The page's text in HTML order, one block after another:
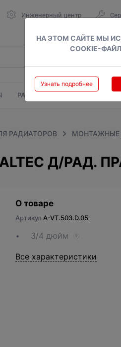
НА ЭТОМ САЙТЕ МЫ
COOKIE-
Узнать подробнее
Инженерный центр
РАДИАТОРЫ
РАДИАТОРОВ МОНТАЖНЫЕ
Д/РАД.
О товаре
Артикул A-VT.503.D.05
3/4 дюйм ?
Все характеристики